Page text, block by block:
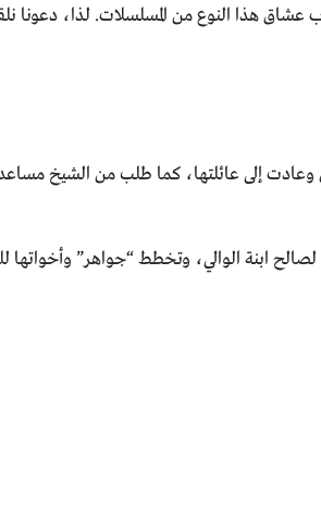
وعادت إلى عائلتها، كما طلب من الشيخ
ابنة الوالي، وتخطط “جواهر” وأخواتها